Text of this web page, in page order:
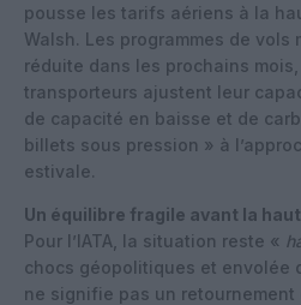
pousse les tarifs aériens à la
Walsh. Les programmes de vols
réduite dans les prochains
transporteurs ajustent leur
de capacité en baisse et de
billets sous pression » à
estivale.
Un équilibre fragile avant la
Pour l’IATA, la situation reste «
chocs géopolitiques et envolée
ne signifie pas un retournement